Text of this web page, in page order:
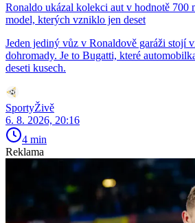
Ronaldo ukázal kolekci aut v hodnotě 700
model, kterých vzniklo jen deset
Jeden jediný vůz v Ronaldově garáži stojí
dohromady. Je to Bugatti, které
deseti kusech.
SportyŽivě
6. 8. 2026, 20:16
4 min
Reklama